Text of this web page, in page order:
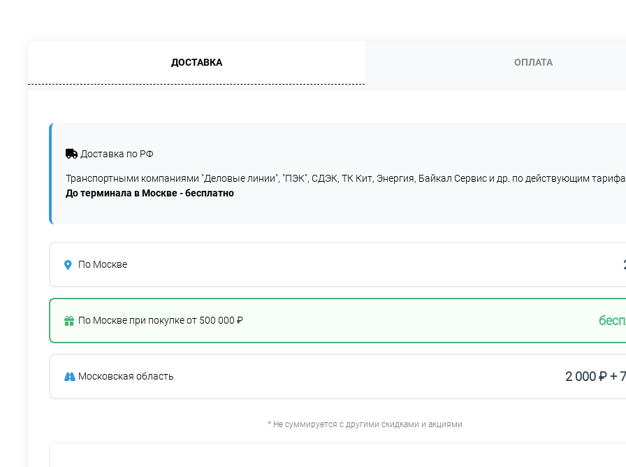
ДОСТАВКА ОПЛАТА
Доставка по РФ
Транспортными компаниями "Деловые линии", "ПЭК", СДЭК, ТК Кит, Энергия, Байкал Сервис и др. по действующим
До терминала в Москве - бесплатно
По Москве
По Москве при покупке от 500 000 ₽
Московская область 2 000 ₽ +
* Не суммируется с другими скидками и акциями